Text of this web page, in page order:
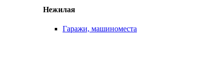
Нежилая
Гаражи, машиноместа